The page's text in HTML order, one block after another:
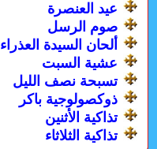
عيد العنصرة
صوم الرسل
ألحان السيدة العذراء
عشية السبت
تسبحة نصف الليل
ذوكصولوجية باكر
تذاكية الأثنين
تذاكية الثلاثاء